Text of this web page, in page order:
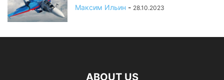
Максим Ильин - 28.10.2023
ABOUT US